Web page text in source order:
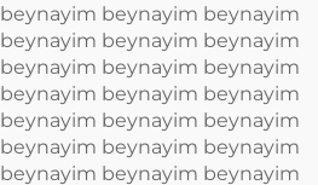
beynayim beynayim
beynayim beynayim
beynayim beynayim
beynayim beynayim
beynayim beynayim
beynayim beynayim
beynayim beynayim